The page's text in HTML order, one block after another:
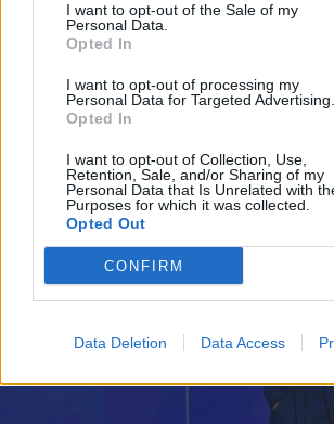
I want to opt-out of the Sale of my
Personal Data.
Opted In
I want to opt-out of processing my
Personal Data for Targeted Advertising.
Opted In
I want to opt-out of Collection, Use,
Retention, Sale, and/or Sharing of my
Personal Data that Is Unrelated with
Purposes for which it was collected.
Opted Out
CONFIRM
Data Deletion Data Access